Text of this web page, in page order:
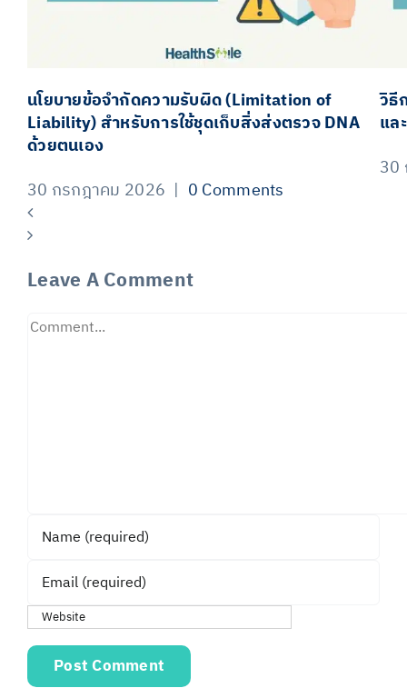
นโยบายข้อจำกัดความรับผิด (Limitation of
Liability) สำหรับการใช้ชุดเก็บสิ่งส่งตรวจ DNA
ด้วยตนเอง
30 กรกฎาคม 2026 | 0 Comments
วิธี
แล
30
Leave A Comment
Comment